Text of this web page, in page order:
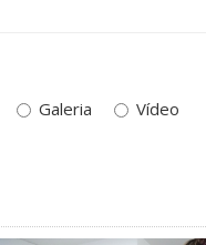
Galeria Vídeo